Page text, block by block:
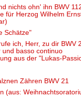
nichts ohn' ihn BWV
für Herzog Wilhelm
Schätze"
ich, Herr, zu dir BWV
und basso continuo
aus der "Lukas-
Zähren BWV 21
(aus: